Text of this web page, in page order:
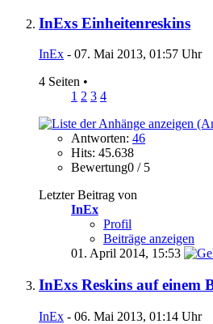
InExs Einheitenreskins
InEx - 07. Mai 2013, 01:57 Uhr
4 Seiten •
1 2 3 4
Antworten: 46
Hits: 45.638
Bewertung0 / 5
Letzter Beitrag von
InEx
Profil
Beiträge anzeigen
01. April 2014, 15:53
InExs Reskins auf einem
InEx - 06. Mai 2013, 01:14 Uhr